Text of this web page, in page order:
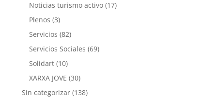
Noticias turismo activo(17)
Plenos (3)
Servicios (82)
Servicios Sociales (69)
Solidart(10)
XARXA JOVE (30)
Sin categorizar(138)